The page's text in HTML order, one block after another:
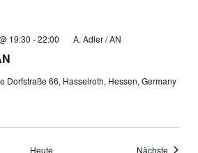
19:30 -22:00 A. Adler / AN
Dorfstraße 66, Hasselroth, Hessen, Germany
Heute Nächste